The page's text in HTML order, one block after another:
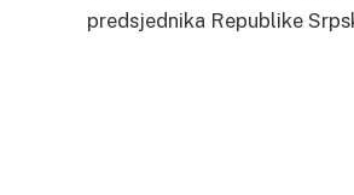
predsjednika Republike